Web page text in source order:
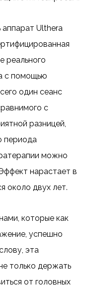
Ulthera
реального
с помощью
один сеанс
с
разницей,
периода
можно
нарастает в
около двух лет.
которые как
успешно
эта
только держать
от головных